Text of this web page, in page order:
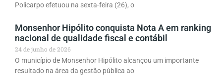
Policarpo efetuou na sexta-feira (26), o
Monsenhor Hipólito conquista Nota A em ranking
nacional de qualidade fiscal e contábil
24 de junho de 2026
O município de Monsenhor Hipólito alcançou um importante
resultado na área da gestão pública ao